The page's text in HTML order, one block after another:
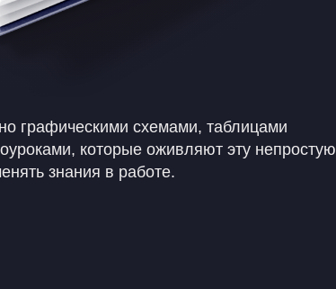
графическими схемами, таблицами
которые оживляют эту непростую
знания в работе.